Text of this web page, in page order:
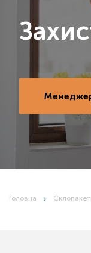
Головна